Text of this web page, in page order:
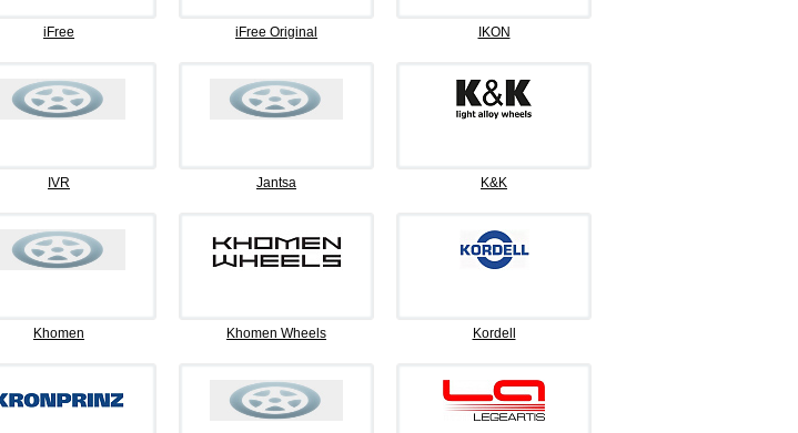
iFree iFree Original IKON
IVR Jantsa K&K
Khomen Khomen Wheels Kordell